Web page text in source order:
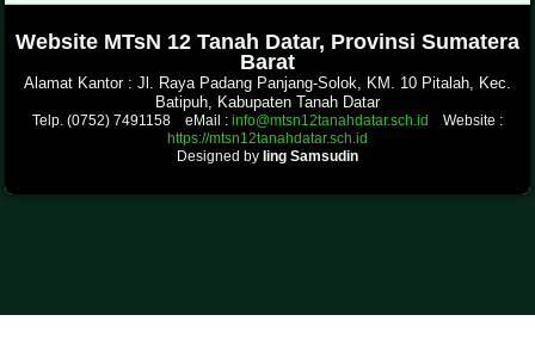
Website MTsN 12 Tanah Datar, Provinsi Sumatera
Barat
Alamat Kantor : Jl. Raya Padang Panjang-Solok, KM. 10 Pitalah, Kec.
Batipuh, Kabupaten Tanah Datar
Telp. (0752) 7491158 eMail : info@mtsn12tanahdatar.sch.id
Website :
https://mtsn12tanahdatar.sch.id
Designed by Iing Samsudin